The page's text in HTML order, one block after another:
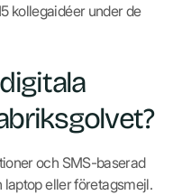
kollegaidéer under de
och SMS-baserad
eller företagsmejl.